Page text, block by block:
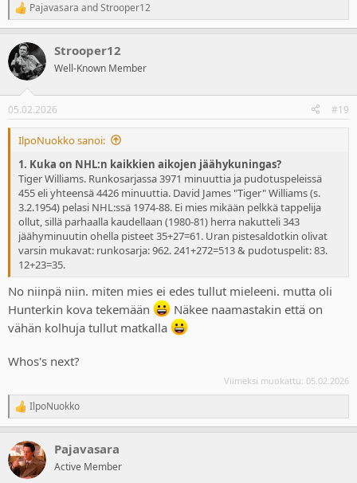
R
e
c
t
i
s
:
Pajavasara andStrooper12
Strooper12
Well-Known Member
05.02.2026 #19
IlpoNuokko sanoi:
1. Kuka on NHL:n kaikkien aikojen jäähykuningas?
Tiger Williams. Runkosarjassa 3971 minuuttia ja pudotuspeleissä
455 eli yhteensä 4426 minuuttia. David James "Tiger" Williams (s.
3.2.1954) pelasi NHL:ssä 1974-88. Ei mies mikään pelkkä tappelija
ollut, sillä parhaalla kaudellaan (1980-81) herra nakutteli 343
jäähyminuutin ohella pisteet 35+27=61. Uran pistesaldotkin olivat
varsin mukavat: runkosarja: 962. 241+272=513 & pudotuspelit: 83.
12+23=35.
No niinpä niin. miten mies ei edes tullut mieleeni. mutta oli
Hunterkin kova tekemään
Näkee naamastakin että on
vähän kolhuja tullut matkalla
Whos's next?
Viimeksi muokattu: 05.02.2026
R
e
c
t
i
IlpoNuokko
Pajavasara
Active Member